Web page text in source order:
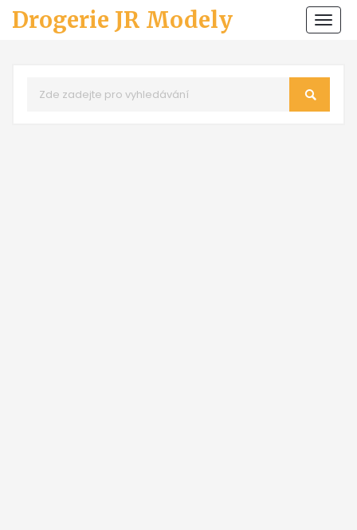
Drogerie JR Modely